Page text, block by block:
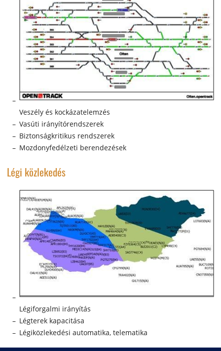
Veszély és kockázatelemzés
Vasúti irányítórendszerek
Biztonságkritikus rendszerek
Mozdonyfedélzeti berendezések
Légi közlekedés
Légiforgalmi irányítás
Légterek kapacitása
Légiközlekedési automatika, telematika